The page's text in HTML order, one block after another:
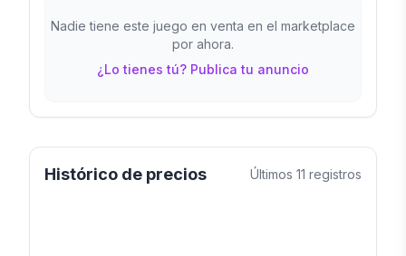
Nadie tiene este juego en venta en el marketplace
por ahora.
¿Lo tienes tú? Publica tu anuncio
Histórico de precios Últimos 11 registros